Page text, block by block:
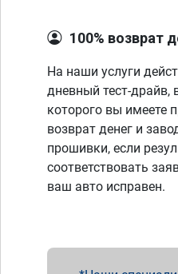
100% возврат
На наши услуги
дневный тест-драйв,
которого вы имеете
возврат денег и
прошивки, если
соответствовать
ваш авто исправен.